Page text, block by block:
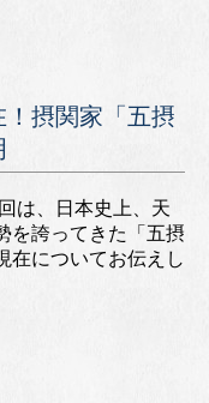
摂関家「五摂
は、日本史上、天
を誇ってきた「五摂
在についてお伝えし